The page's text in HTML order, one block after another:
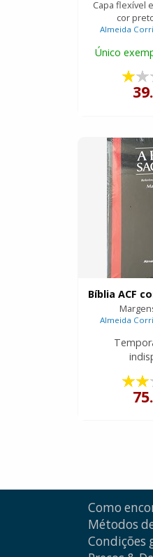
Capa flexível
cor
Almeida
Único
Almeida
Como
Métodos
Condições